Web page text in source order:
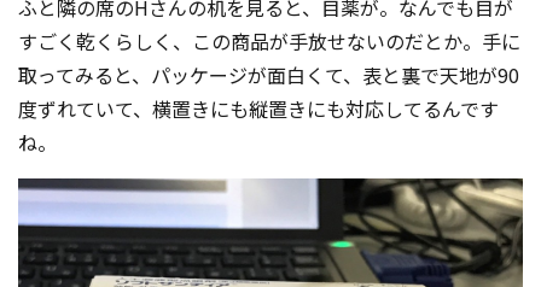
事例紹介
事務局アウトソーシング
マーケットデータ
コンテスト情報及びプレゼン
ト情報を「Koubo」に無料で
無料掲載お申し込み
ふと隣の席のHさんの机を見ると、目薬が。なんでも目が
すごく乾くらしく、この商品が手放せないのだとか。手に
取ってみると、パッケージが面白くて、表と裏で天地が90
度ずれていて、横置きにも縦置きにも対応してるんです
ね。